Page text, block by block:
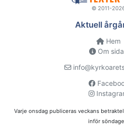
© 2011-
Aktuell
Hem
Om
Varje onsdag publiceras veckans
inför